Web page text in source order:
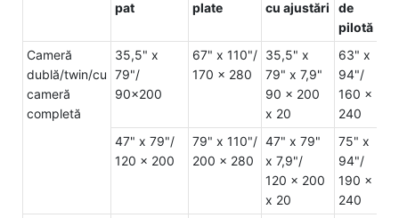
pat
plate
cu ajustări
de
pilotă
Cameră
dublă/twin/cu
cameră
completă
35,5" x
79"/
90x200
67" x 110"/
170 x 280
35,5" x
79" x 7,9"
90 x 200
x 20
63" x
94"/
160 x
240
47" x 79"/
120 x 200
79" x 110"/
200 x 280
47" x 79"
x 7,9"/
120 x 200
x 20
75" x
94"/
190 x
240